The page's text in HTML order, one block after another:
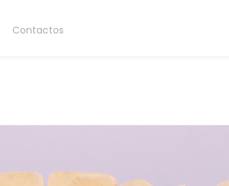
Contactos